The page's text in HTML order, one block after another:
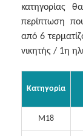
κατηγορίας
περίπτωση
από 6
νικητής / 1η
Κατηγορία
M18